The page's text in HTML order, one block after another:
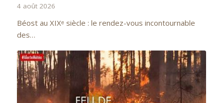
4 août 2026
Béost au XIXᵉ siècle : le rendez-vous incontournable
des…